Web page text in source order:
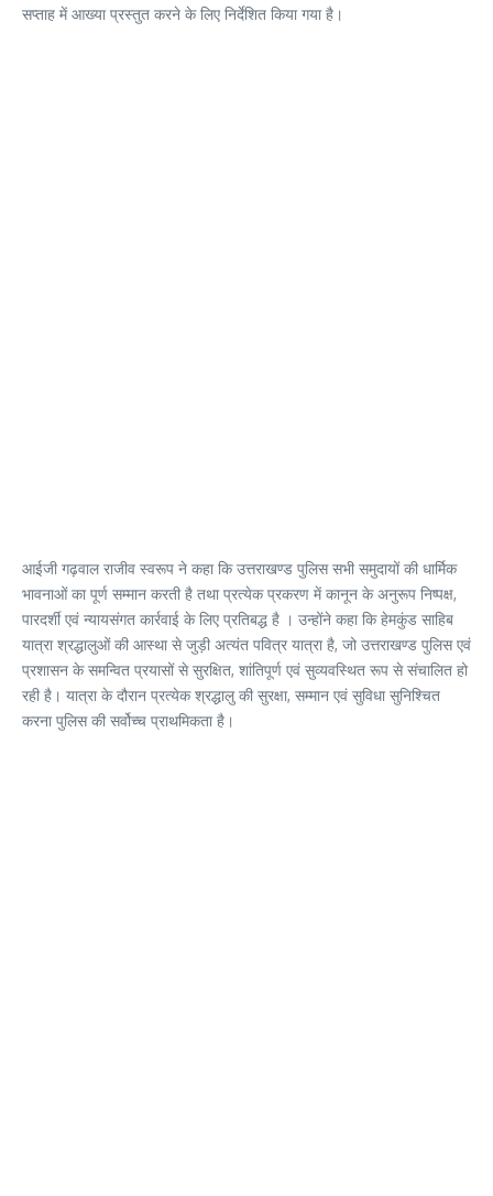
सप्ताह में आख्या प्रस्तुत करने के लिए निर्देशित किया गया है।
आईजी गढ़वाल राजीव स्वरूप ने कहा कि उत्तराखण्ड पुलिस सभी समुदायों की धार्मिक
भावनाओं का पूर्ण सम्मान करती है तथा प्रत्येक प्रकरण में कानून के अनुरूप निष्पक्ष,
पारदर्शी एवं न्यायसंगत कार्रवाई के लिए प्रतिबद्ध है । उन्होंने कहा कि हेमकुंड साहिब
यात्रा श्रद्धालुओं की आस्था से जुड़ी अत्यंत पवित्र यात्रा है, जो उत्तराखण्ड पुलिस एवं
प्रशासन के समन्वित प्रयासों से सुरक्षित, शांतिपूर्ण एवं सुव्यवस्थित रूप से संचालित हो
रही है। यात्रा के दौरान प्रत्येक श्रद्धालु की सुरक्षा, सम्मान एवं सुविधा सुनिश्चित
करना पुलिस की सर्वोच्च प्राथमिकता है।